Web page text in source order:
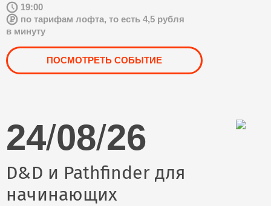
19:00
по тарифам лофта, то есть 4,5 рубля
в минуту
ПОСМОТРЕТЬ СОБЫТИЕ
24/08/26
D&D и Pathfinder для
начинающих